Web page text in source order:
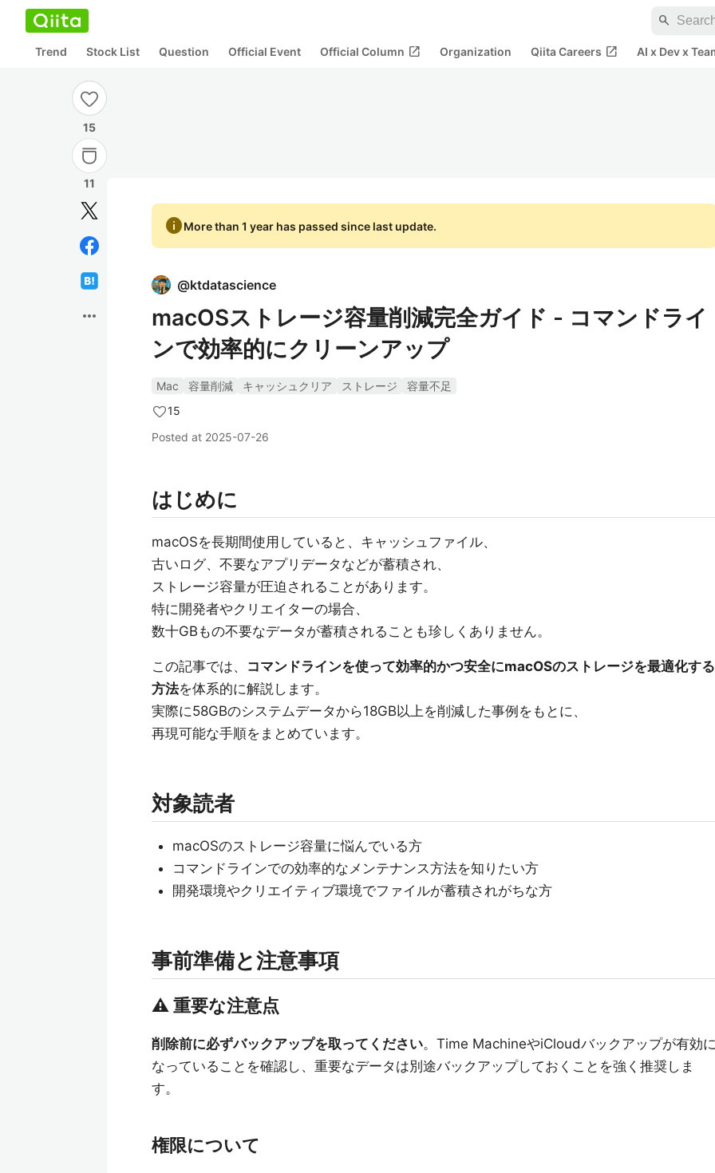
search
Trend Stock List Question Official Event Official Column open_in_new Organization Qiita Careers open_in_new AI x Dev x
15
11
more_horiz
infoMore than 1 year has passed since last update.
@ktdatascience
macOSストレージ容量削減完全ガイド - コマンドライ
ンで効率的にクリーンアップ
Mac 容量削減 キャッシュクリア ストレージ
容量不足
15
Posted at 2025-07-26
はじめに
macOSを長期間使用していると、キャッシュファイル、
古いログ、不要なアプリデータなどが蓄積され、
ストレージ容量が圧迫されることがあります。
特に開発者やクリエイターの場合、
数十GBもの不要なデータが蓄積されることも珍しくありません。
この記事では、 コマンドラインを使って効率的かつ安全にmacOSのストレージを最適化する
方法を体系的に解説します。
実際に58GBのシステムデータから18GB以上を削減した事例をもとに、
再現可能な手順をまとめています。
対象読者
macOSのストレージ容量に悩んでいる方
コマンドラインでの効率的なメンテナンス方法を知りたい方
開発環境やクリエイティブ環境でファイルが蓄積されがちな方
事前準備と注意事項
⚠️ 重要な注意点
削除前に必ずバックアップを取ってください。Time MachineやiCloudバックアップが有効
なっていることを確認し、重要なデータは別途バックアップしておくことを強く推奨しま
す。
権限について